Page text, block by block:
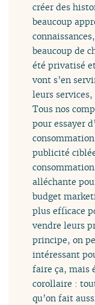
créer des
beaucoup
beaucoup de
été privatisé
vont s’en
leurs
Tous nos
pour essayer
publicité
alléchante
budget
plus efficace
vendre leurs
principe, on
intéressant
faire ça, mais
corollaire :
qu’on fait